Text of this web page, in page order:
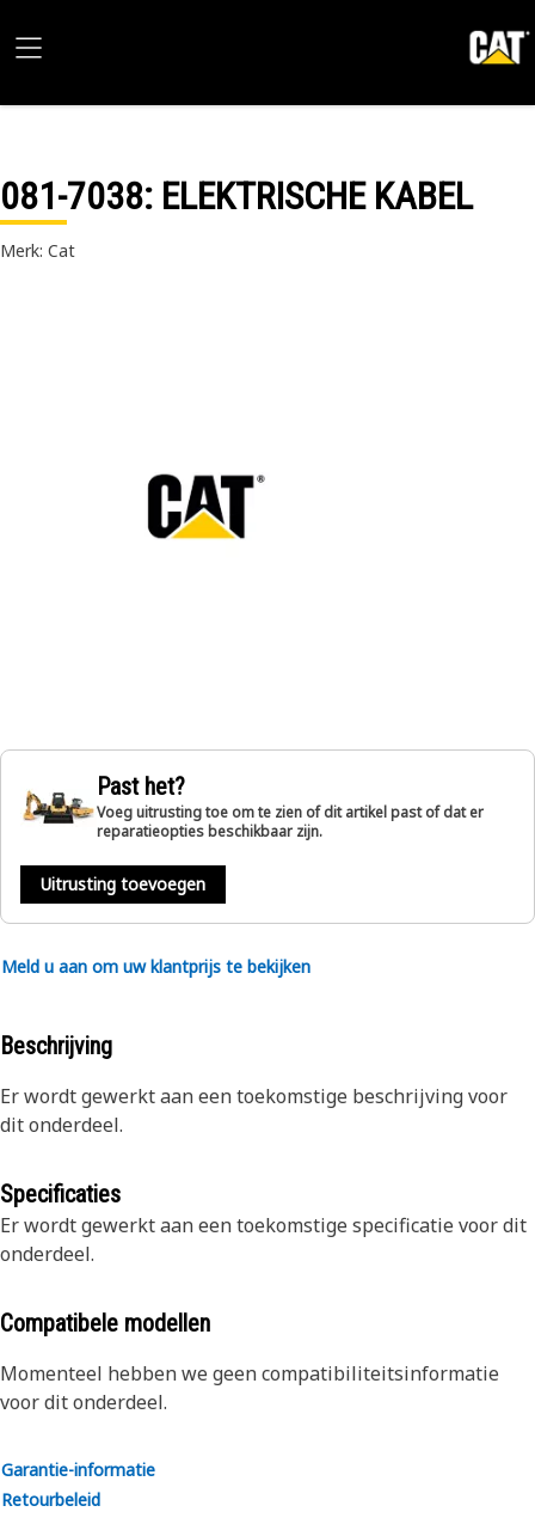
081-7038: ELEKTRISCHE KABEL
Merk: Cat
Past het?
Voeg uitrusting toe om te zien of dit artikel past of dat er
reparatieopties beschikbaar zijn.
Uitrusting toevoegen
Meld u aan om uw klantprijs te bekijken
Beschrijving
Er wordt gewerkt aan een toekomstige beschrijving voor
dit onderdeel.
Specificaties
Er wordt gewerkt aan een toekomstige specificatie voor dit
onderdeel.
Compatibele modellen
Momenteel hebben we geen compatibiliteitsinformatie
voor dit onderdeel.
Garantie-informatie
Retourbeleid